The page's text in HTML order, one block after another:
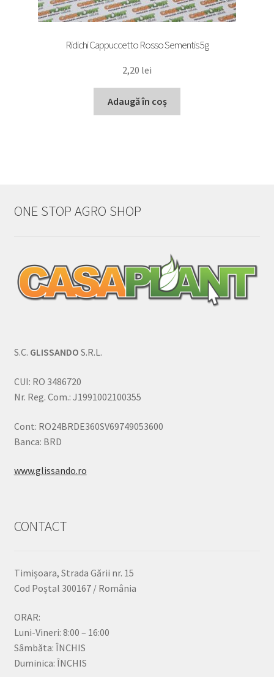
Ridichi Cappuccetto Rosso Sementis 5g
2,20 lei
Adaugă în coș
ONE STOP AGRO SHOP
S.C. GLISSANDO S.R.L.
CUI: RO 3486720
Nr. Reg. Com.: J1991002100355
Cont: RO24BRDE360SV69749053600
Banca: BRD
www.glissando.ro
CONTACT
Timișoara, Strada Gării nr. 15
Cod Poștal 300167 / România
ORAR:
Luni-Vineri: 8:00 – 16:00
Sâmbăta: ÎNCHIS
Duminica: ÎNCHIS